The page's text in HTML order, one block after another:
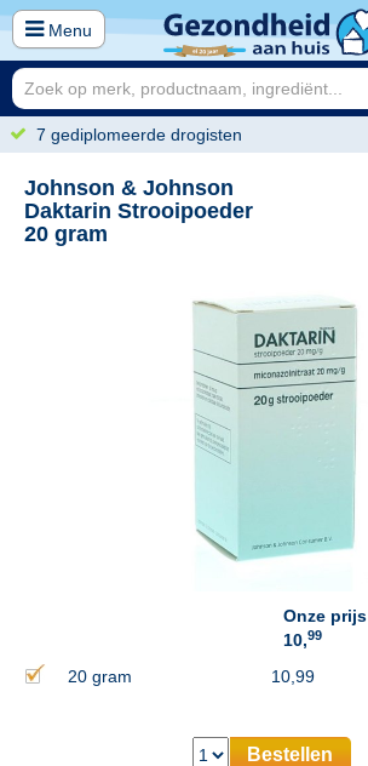
Menu
7 gediplomeerde drogisten
Johnson & Johnson
Daktarin Strooipoeder
20 gram
Onze prijs
10,99
20 gram 10,99
Bestellen